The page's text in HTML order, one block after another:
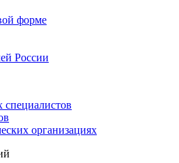
форме
России
специалистов
организациях